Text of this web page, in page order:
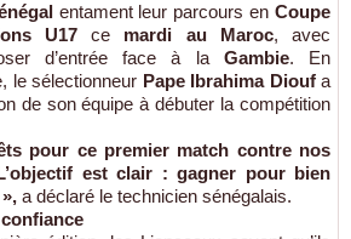
entament leur parcours en Coupe
U17ce mardi au Maroc, avec
d’entrée face à la Gambie. En
le sélectionneur Pape Ibrahima Dioufa
de son équipe à débuter la compétition
pour ce premier match contre nos
est clair : gagner pour bien
a déclaré le technicien sénégalais.